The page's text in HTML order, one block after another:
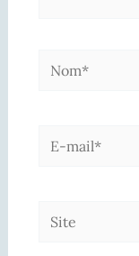
Nom*
E-
Site